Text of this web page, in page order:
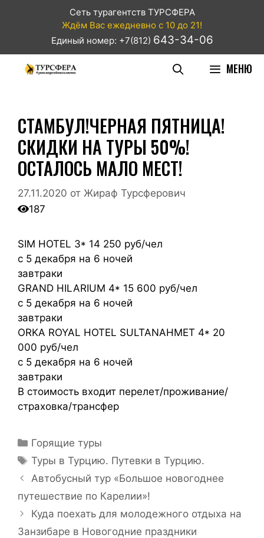
Сеть турагентств ТУРСФЕРА
Ждём Вас ежедневно с 10 до 21!
Единый номер: +7(812) 643-34-06
МЕНЮ
СТАМБУЛ!ЧЕРНАЯ ПЯТНИЦА!
СКИДКИ НА ТУРЫ 50%!
ОСТАЛОСЬ МАЛО МЕСТ!
27.11.2020 от Жираф Турсферович
187
SIM HOTEL 3* 14 250 руб/чел
с 5 декабря на 6 ночей
завтраки
GRAND HILARIUM 4* 15 600 руб/чел
с 5 декабря на 6 ночей
завтраки
ORKA ROYAL HOTEL SULTANAHMET 4* 20
000 руб/чел
с 5 декабря на 6 ночей
завтраки
В стоимость входит перелет/проживание/
страховка/трансфер
Горящие туры
Туры в Турцию. Путевки в Турцию.
Автобусный тур «Большое новогоднее
путешествие по Карелии»!
Куда поехать для молодежного отдыха на
Занзибаре в Новогодние праздники